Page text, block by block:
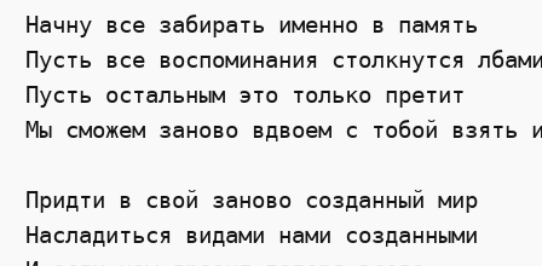
Начну все забирать именно в память
Пусть все воспоминания столкнутся
Пусть остальным это только претит
Мы сможем заново вдвоем с тобой взять
Придти в свой заново созданный мир
Насладиться видами нами созданными